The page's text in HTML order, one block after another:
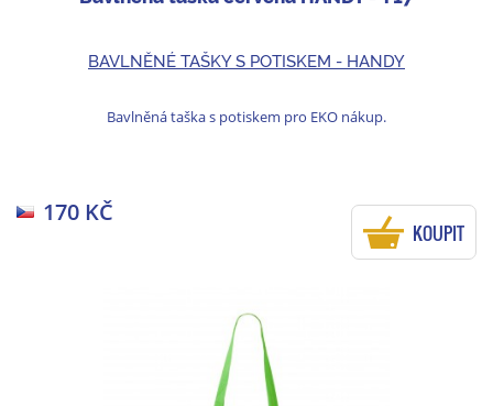
BAVLNĚNÉ TAŠKY S POTISKEM - HANDY
Bavlněná taška s potiskem pro EKO nákup.
170 KČ
KOUPIT